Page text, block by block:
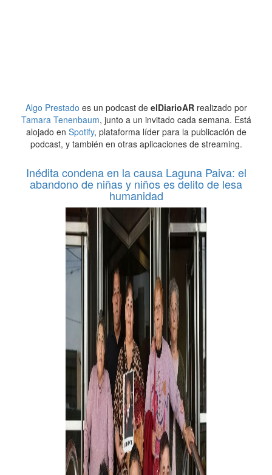
Algo Prestado es un podcast de elDiarioARrealizado por
Tamara Tenenbaum, junto a un invitado cada semana. Está
alojado en Spotify, plataforma líder para la publicación de
podcast, y también en otras aplicaciones de streaming.
Inédita condena en la causa Laguna Paiva: el
abandono de niñas y niños es delito de lesa
humanidad